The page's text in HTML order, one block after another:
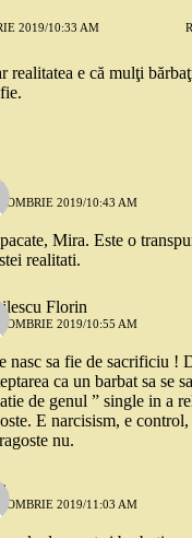
2019/10:33 AM
realitatea e că mulţi
2019/10:43 AM
Mira. Este o
realitati.
Florin
2019/10:55 AM
nasc sa fie de sacrificiu !
ca un barbat sa se
de genul ” single in a
E narcisism, e
nu.
2019/11:03 AM